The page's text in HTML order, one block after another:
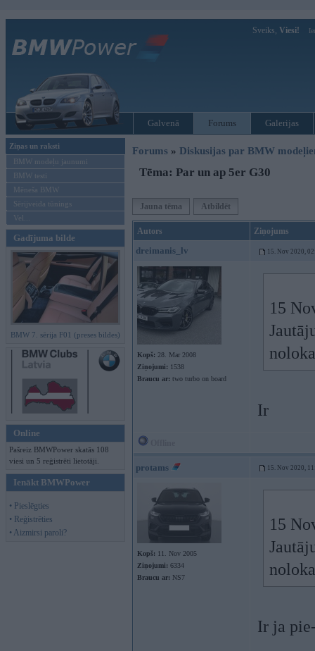
Sveiks, Viesi!
Galvenā Forums Galerijas
Ziņas un raksti
BMW modeļu jaunumi
BMW testi
Mēneša BMW
Sērijveida tūnings
Vel...
Gadījuma bilde
BMW 7. sērija F01 (preses bildes)
Online
Pašreiz BMWPower skatās 108
viesi un 5 reģistrēti lietotāji.
Ienākt BMWPower
• Pieslēgties
• Reģistrēties
• Aizmirsi paroli?
Forums » Diskusijas par BMW
Tēma: Par un ap 5er G30
Jauna tēma Atbildēt
Autors Ziņojums
dreimanis_lv 15. Nov 2020,
Kopš: 28. Mar 2008
Ziņojumi: 1538
Braucu ar: two turbo on board
15
Ir
protams 15. Nov 2020,
Kopš: 11. Nov 2005
Ziņojumi: 6334
Braucu ar: NS7
15
Ir ja